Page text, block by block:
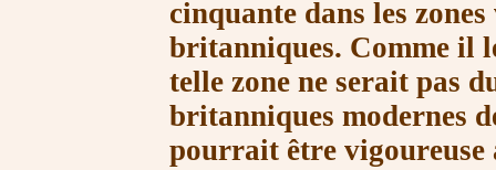
cinquante dans les
britanniques. Comme il
telle zone ne serait pas
britanniques modernes
pourrait être vigoureuse